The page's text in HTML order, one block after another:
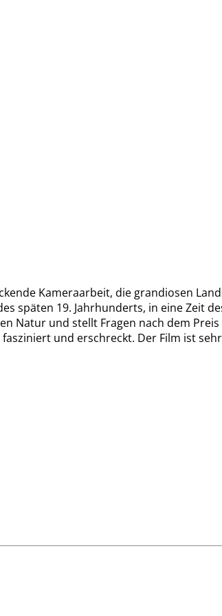
Kameraarbeit, die grandiosen
späten 19. Jahrhunderts, in eine Zeit
und stellt Fragen nach dem Preis
und erschreckt. Der Film ist